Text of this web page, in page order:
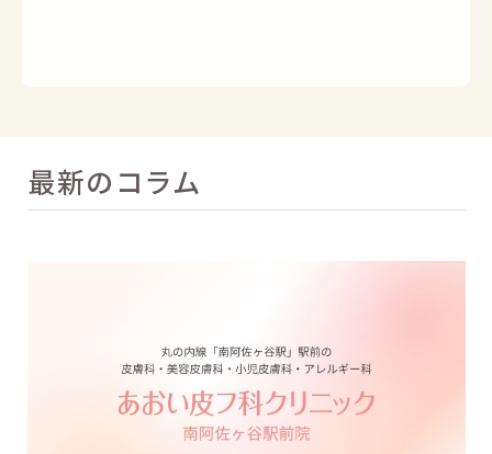
最新のコラム